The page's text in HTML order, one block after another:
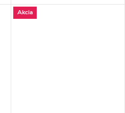
hranolov, krokiev a drevených
rámov so zapustenou hlavou.
Akcia